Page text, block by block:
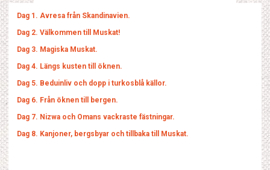
Dag 1. Avresa från Skandinavien.
Dag 2. Välkommen till Muskat!
Dag 3. Magiska Muskat.
Dag 4. Längs kusten till öknen.
Dag 5. Beduinliv och dopp i turkosblå källor.
Dag 6. Från öknen till bergen.
Dag 7. Nizwa och Omans vackraste fästningar.
Dag 8. Kanjoner, bergsbyar och tillbaka till Muskat.